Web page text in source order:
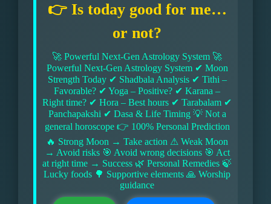
👉 Is today good for me…
or not?
🚀 Powerful Next-Gen Astrology System 🚀
Powerful Next-Gen Astrology System ✔ Moon
Strength Today ✔ Shadbala Analysis ✔ Tithi –
Favorable? ✔ Yoga – Positive? ✔ Karana –
Right time? ✔ Hora – Best hours ✔ Tarabalam ✔
Panchapakshi ✔ Dasa & Life Timing 💡 Not a
general horoscope 👉 100% Personal Prediction
🔥 Strong Moon → Take action ⚠ Weak Moon
→ Avoid risks 🎯 Avoid wrong decisions 🎯 Act
at right time → Success 🌿 Personal Remedies 🍃
Lucky foods 🌳 Supportive elements 🙏 Worship
guidance